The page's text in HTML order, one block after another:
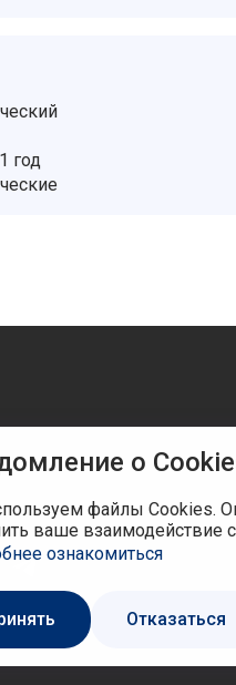
год
о
файлы Cookies.
ваше взаимодействие
ознакомиться
Отказаться